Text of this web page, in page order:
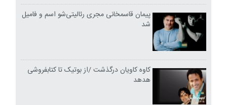
پیمان قاسمخانی مجری رئالیتی‌شو اسم و فامیل
شد
کاوه کاویان درگذشت /از بوتیک تا کتابفروشی
هدهد